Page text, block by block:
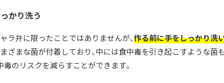
かり洗う
ラ弁に限ったことではありませんが、作る前に手をしっかり洗
ざまな菌が付着しており、中には食中毒を引き起こすような菌
毒のリスクを減らすことができます。